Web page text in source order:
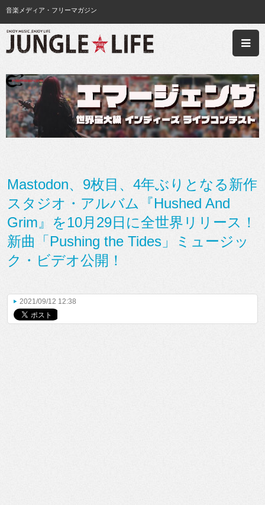
音楽メディア・フリーマガジン
Mastodon、9枚目、4年ぶりとなる新作
スタジオ・アルバム『Hushed And
Grim』を10月29日に全世界リリース！
新曲「Pushing the Tides」ミュージッ
ク・ビデオ公開！
2021/09/12 12:38